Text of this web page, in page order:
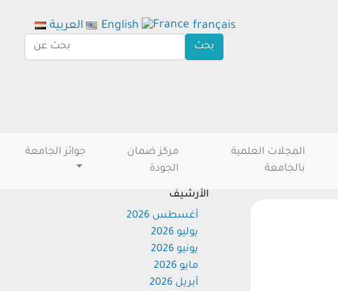
المجلات العلمية
بالجامعة
مركز ضمان
الجودة
جوائز الجامعة
الأرشيف
أغسطس 2026
يوليو 2026
يونيو 2026
مايو 2026
أبريل 2026
العربية English français